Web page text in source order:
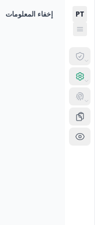
PT إخفاء المعلومات